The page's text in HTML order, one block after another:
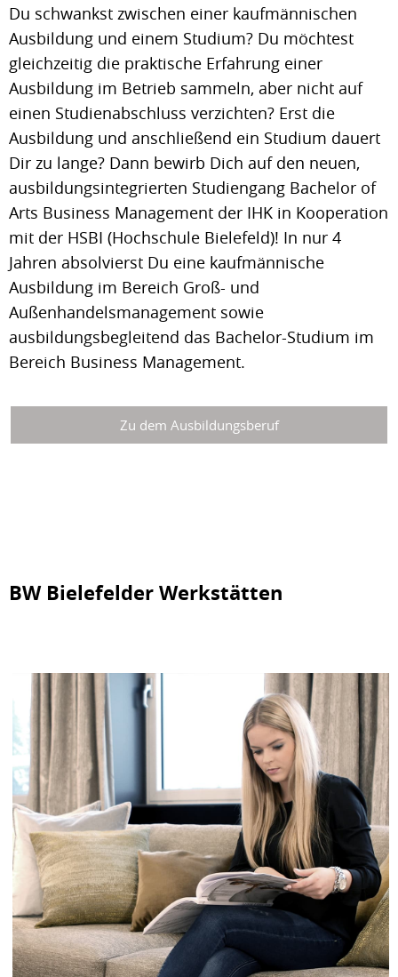
Du schwankst zwischen einer kaufmännischen
Ausbildung und einem Studium? Du möchtest
gleichzeitig die praktische Erfahrung einer
Ausbildung im Betrieb sammeln, aber nicht auf
einen Studienabschluss verzichten? Erst die
Ausbildung und anschließend ein Studium dauert
Dir zu lange? Dann bewirb Dich auf den neuen,
ausbildungsintegrierten Studiengang Bachelor of
Arts Business Management der IHK in Kooperation
mit der HSBI (Hochschule Bielefeld)! In nur 4
Jahren absolvierst Du eine kaufmännische
Ausbildung im Bereich Groß- und
Außenhandelsmanagement sowie
ausbildungsbegleitend das Bachelor-Studium im
Bereich Business Management.
Zu dem Ausbildungsberuf
BW Bielefelder Werkstätten